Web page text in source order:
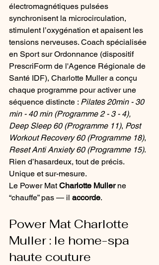
électromagnétiques pulsées
synchronisent la microcirculation,
stimulent l’oxygénation et apaisent les
tensions nerveuses. Coach spécialisée
en Sport sur Ordonnance (dispositif
PrescriForm de l'Agence Régionale de
Santé IDF), Charlotte Muller a conçu
chaque programme pour activer une
séquence distincte : Pilates 20min - 30
min - 40 min (Programme 2 - 3 - 4),
Deep Sleep 60 (Programme 11), Post
Workout Recovery 60 (Programme 18),
Reset Anti Anxiety 60 (Programme 15).
Rien d’hasardeux, tout de précis.
Unique et sur-mesure.
Le Power Mat Charlotte Muller ne
“chauffe” pas — il accorde.
Power Mat Charlotte
Muller : le home-spa
haute couture